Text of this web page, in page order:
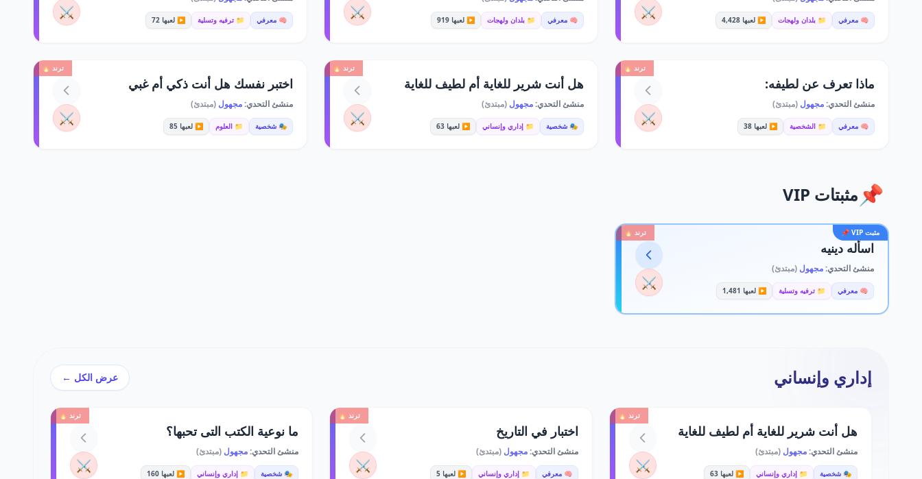
🧠 معرفي 📁 بلدان ولهجات ▶️ لعبها 4,428 ⚔️ 🧠 معرفي 📁 بلدان ولهجات ▶️ لعبها 919 ⚔️ 🧠 معرفي 📁 ترفيه وتسلية ▶️ لعبها 72 ⚔️
ترند 🔥
ماذا تعرف عن لطيفه:
منشئ التحدي:مجهول (مبتدئ)
🧠 معرفي 📁 الشخصية ▶️ لعبها 38 ⚔️
ترند 🔥
هل أنت شرير للغاية أم لطيف للغاية
منشئ التحدي:مجهول (مبتدئ)
🎭 شخصية 📁 إداري وإنساني ▶️ لعبها 63 ⚔️
ترند 🔥
اختبر نفسك هل أنت ذكي أم غبي
منشئ التحدي:مجهول (مبتدئ)
🎭 شخصية 📁 العلوم ▶️ لعبها 85 ⚔️
📌 مثبتات VIP
مثبت VIP 📌 ترند 🔥
اسأله دينيه
منشئ التحدي:مجهول (مبتدئ)
🧠 معرفي 📁 ترفيه وتسلية ▶️ لعبها 1,481 ⚔️
إداري وإنساني عرض الكل ←
ترند 🔥
هل أنت شرير للغاية أم لطيف للغاية
منشئ التحدي:مجهول (مبتدئ)
🎭 شخصية 📁 إداري وإنساني ▶️ لعبها 63 ⚔️
ترند 🔥
اختبار في التاريخ
منشئ التحدي:مجهول(مبتدئ)
🧠 معرفي 📁 إداري وإنساني ▶️ لعبها 5 ⚔️
ترند 🔥
ما نوعية الكتب التى تحبها؟
منشئ التحدي:مجهول (مبتدئ)
🎭 شخصية 📁 إداري وإنساني ▶️ لعبها 160 ⚔️